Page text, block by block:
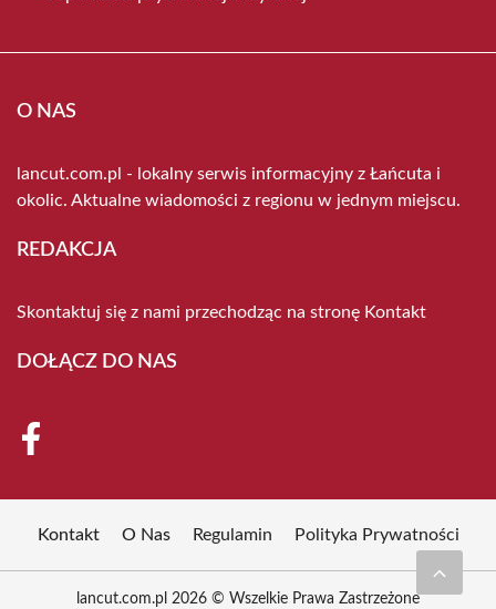
O NAS
lancut.com.pl - lokalny serwis informacyjny z Łańcuta i
okolic. Aktualne wiadomości z regionu w jednym miejscu.
REDAKCJA
Skontaktuj się z nami przechodząc na stronę Kontakt
DOŁĄCZ DO NAS
Kontakt O Nas Regulamin Polityka Prywatności
lancut.com.pl 2026 © Wszelkie Prawa Zastrzeżone